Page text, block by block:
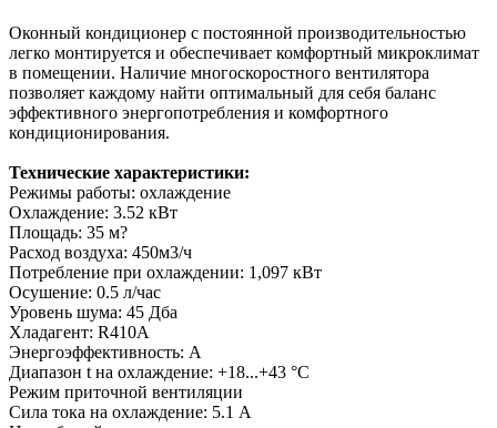
Оконный кондиционер с постоянной производительностью
легко монтируется и обеспечивает комфортный микроклимат
в помещении. Наличие многоскоростного вентилятора
позволяет каждому найти оптимальный для себя баланс
эффективного энергопотребления и комфортного
кондиционирования.
Технические характеристики:
Режимы работы: охлаждение
Охлаждение: 3.52 кВт
Площадь: 35 м?
Расход воздуха: 450м3/ч
Потребление при охлаждении: 1,097 кВт
Осушение: 0.5 л/час
Уровень шума: 45 Дба
Хладагент: R410A
Энергоэффективность: A
Диапазон t на охлаждение: +18...+43 °С
Режим приточной вентиляции
Сила тока на охлаждение: 5.1 А